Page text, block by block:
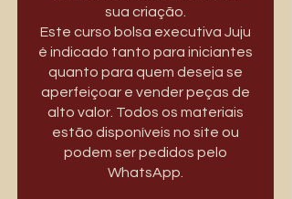
sua criação.
Este curso bolsa executiva Juju
é indicado tanto para iniciantes
quanto para quem deseja se
aperfeiçoar e vender peças de
alto valor. Todos os materiais
estão disponíveis no site ou
podem ser pedidos pelo
WhatsApp.